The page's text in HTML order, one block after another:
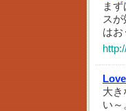
ま
ス
はお
大
い